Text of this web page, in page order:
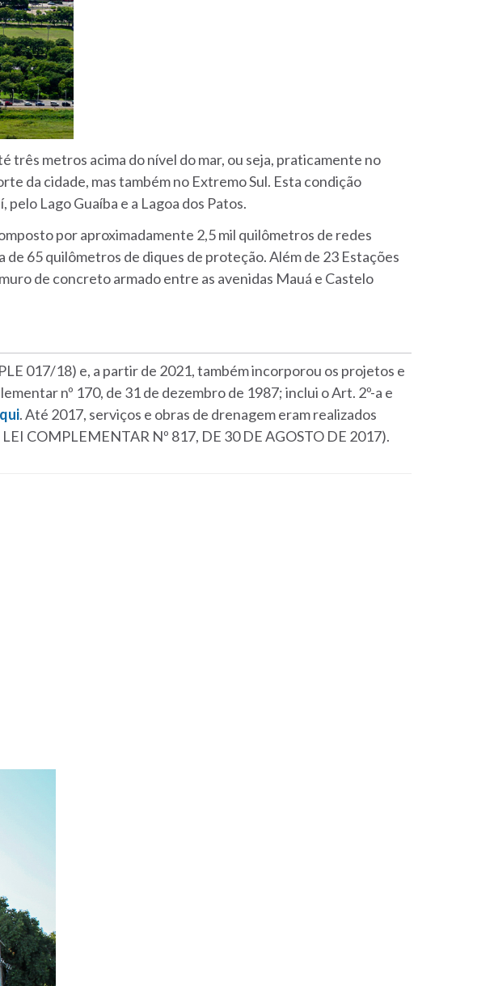
três metros acima do nível do mar, ou seja, praticamente no
da cidade, mas também no Extremo Sul. Esta condição
pelo Lago Guaíba e a Lagoa dos Patos.
por aproximadamente 2,5 mil quilômetros de redes
de 65 quilômetros de diques de proteção. Além de 23 Estações
de concreto armado entre as avenidas Mauá e Castelo
017/18) e, a partir de 2021, também incorporou os projetos e
nº 170, de 31 de dezembro de 1987; inclui o Art. 2º-a e
. Até 2017, serviços e obras de drenagem eram realizados
LEI COMPLEMENTAR Nº 817, DE 30 DE AGOSTO DE 2017).